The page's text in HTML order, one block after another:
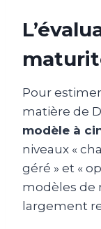
Pour
matière de
modèle à
niveaux «
géré » et «
modèles de
largement